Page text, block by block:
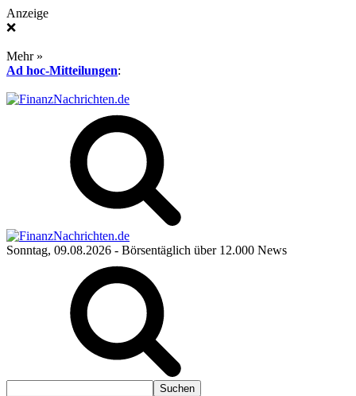
Anzeige
❌
Mehr »
Ad hoc-Mitteilungen:
Sonntag, 09.08.2026 - Börsentäglich über 12.000 News